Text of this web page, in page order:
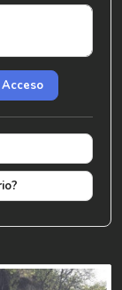
Acceso